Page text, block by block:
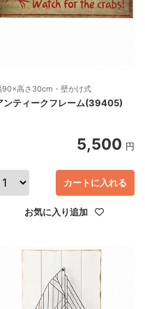
90×高さ30cm・壁かけ式
ンティークフレーム(39405)
5,500 円
カートに入れる
お気に入り追加